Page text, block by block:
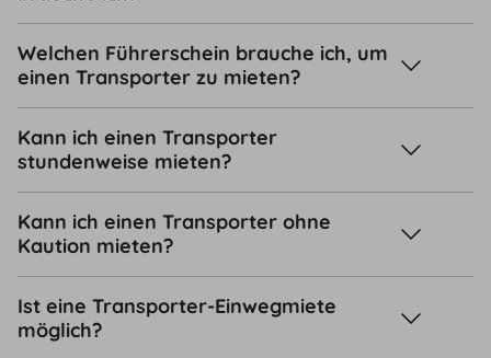
Welchen Führerschein brauche ich, um
einen Transporter zu mieten?
Kann ich einen Transporter
stundenweise mieten?
Kann ich einen Transporter ohne
Kaution mieten?
Ist eine Transporter-Einwegmiete
möglich?